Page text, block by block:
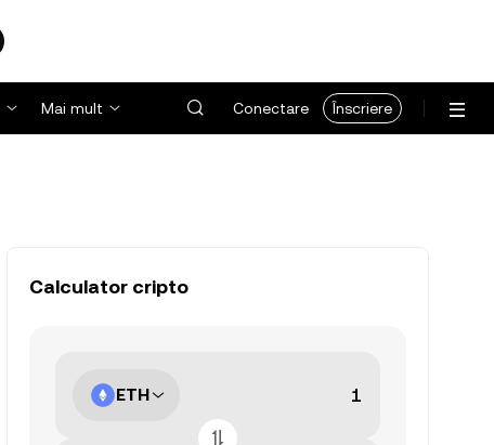
Mai mult Conectare Înscriere
Calculator cripto
ETH